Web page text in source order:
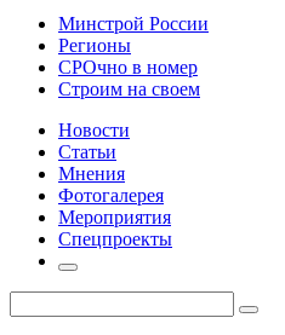
Минстрой России
Регионы
СРОчно в номер
Строим на своем
Новости
Статьи
Мнения
Фотогалерея
Мероприятия
Спецпроекты